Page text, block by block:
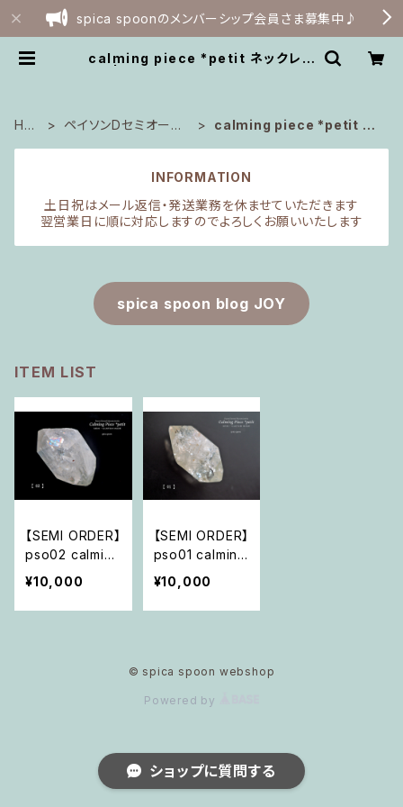
spica spoonのメンバーシップ会員さま募集中♪
calming piece *petit ネックレス
HO
ペイソンDセミオーダ
calming piece *petit ネ
INFORMATION
土日祝はメール返信・発送業務を休ませていただきます
翌営業日に順に対応しますのでよろしくお願いいたします
spica spoon blog JOY
ITEM LIST
【SEMI ORDER】
pso02 calming
piece *petit セ
ミオーダー
¥10,000
【SEMI ORDER】
pso01 calming
piece *petit セ
ミオーダー
¥10,000
© spica spoon webshop
Powered by
ショップに質問する